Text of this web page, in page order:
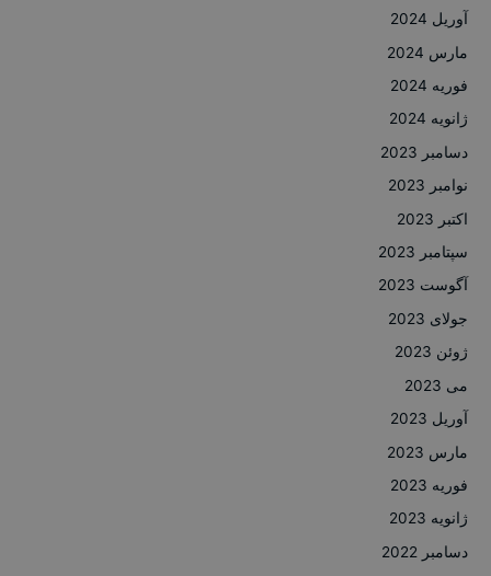
آوریل 2024
مارس 2024
فوریه 2024
ژانویه 2024
دسامبر 2023
نوامبر 2023
اکتبر 2023
سپتامبر 2023
آگوست 2023
جولای 2023
ژوئن 2023
می 2023
آوریل 2023
مارس 2023
فوریه 2023
ژانویه 2023
دسامبر 2022